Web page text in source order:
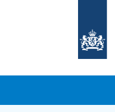
homepage